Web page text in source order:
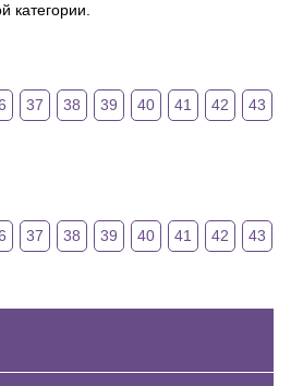
категории.
37 38 39 40 41 42
43
37 38 39 40 41 42
43